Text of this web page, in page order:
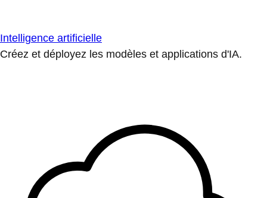
Intelligence artificielle
Créez et déployez les modèles et applications d'IA.